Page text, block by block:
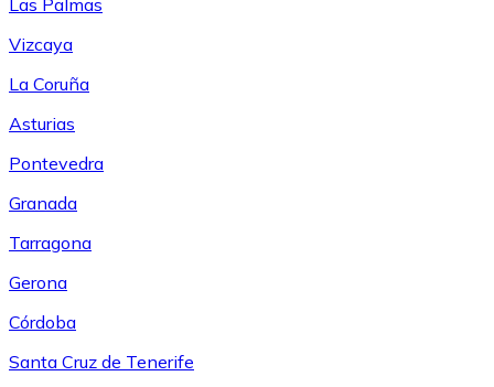
Las Palmas
Vizcaya
La Coruña
Asturias
Pontevedra
Granada
Tarragona
Gerona
Córdoba
Santa Cruz de Tenerife